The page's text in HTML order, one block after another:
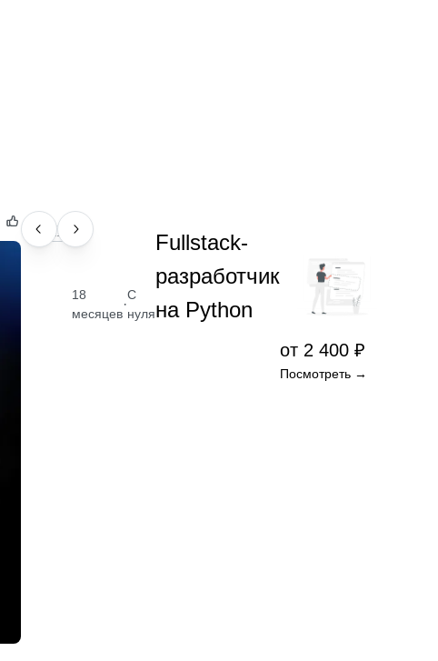
ПРОФЕССИЯ
18
месяцев
·
С
нуля
Fullstack-
разработчик
на Python
от 2 400 ₽
Посмотреть →